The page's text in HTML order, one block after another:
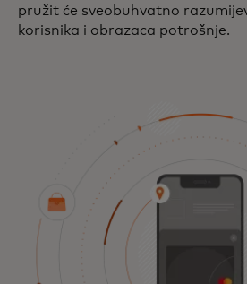
pružit će sveobuhvatno
korisnika i obrazaca potrošnje.